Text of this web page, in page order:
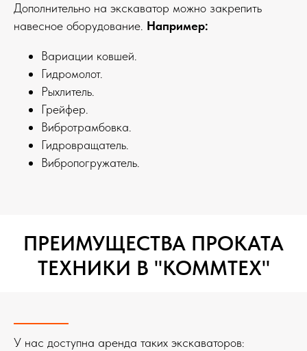
Дополнительно на экскаватор можно закрепить
навесное оборудование. Например:
Вариации ковшей.
Гидромолот.
Рыхлитель.
Грейфер.
Вибротрамбовка.
Гидровращатель.
Вибропогружатель.
ПРЕИМУЩЕСТВА ПРОКАТА
ТЕХНИКИ В "КОММТЕХ"
У нас доступна аренда таких экскаваторов: